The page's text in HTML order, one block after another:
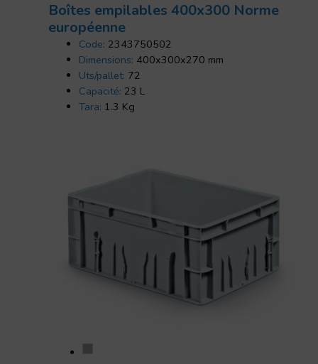
Boîtes empilables 400x300 Norme
européenne
Code: 2343750502
Dimensions: 400x300x270 mm
Uts/pallet: 72
Capacité: 23 L
Tara: 1.3 Kg